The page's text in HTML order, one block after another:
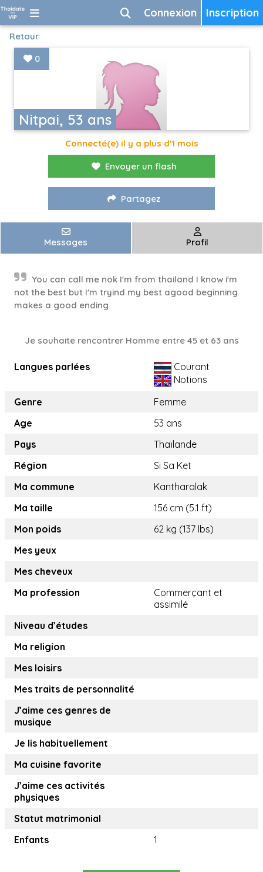
Inscription
Connexion
Retour
Nitpai, 53 ans
0
Connecté(e) il y a plus d'1 mois
Envoyer un flash
Partagez
Messages Profil
You can call me nok I'm from thailand I know i'm
not the best but I'm tryind my best agood beginning
makes a good ending
Je souhaite rencontrer Homme entre 45 et 63 ans
Langues parlées
Courant
Notions
Genre
Femme
Age
53 ans
Pays
Thaïlande
Région
Si Sa Ket
Ma commune
Kantharalak
Ma taille
156 cm (5.1 ft)
Mon poids
62 kg (137 lbs)
Mes yeux
Mes cheveux
Ma profession
Commerçant et
assimilé
Niveau d’études
Ma religion
Mes loisirs
Mes traits de personnalité
J’aime ces genres de
musique
Je lis habituellement
Ma cuisine favorite
J’aime ces activités
physiques
Statut matrimonial
Enfants
1